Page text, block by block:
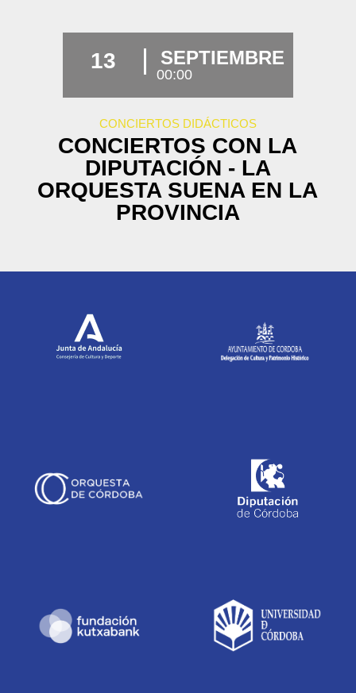
13 SEPTIEMBRE
00:00
CONCIERTOS DIDÁCTICOS
CONCIERTOS CON LA
DIPUTACIÓN - LA
ORQUESTA SUENA EN LA
PROVINCIA